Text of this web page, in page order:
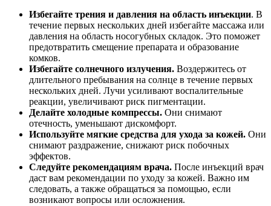
Избегайте трения и давления на область инъекции. В
течение первых нескольких дней избегайте массажа или
давления на область носогубных складок. Это поможет
предотвратить смещение препарата и образование
комков.
Избегайте солнечного излучения. Воздержитесь от
длительного пребывания на солнце в течение первых
нескольких дней. Лучи усиливают воспалительные
реакции, увеличивают риск пигментации.
Делайте холодные компрессы. Они снимают
отечность, уменьшают дискомфорт.
Используйте мягкие средства для ухода за кожей. Они
снимают раздражение, снижают риск побочных
эффектов.
Следуйте рекомендациям врача. После инъекций врач
даст вам рекомендации по уходу за кожей. Важно им
следовать, а также обращаться за помощью, если
возникают вопросы или осложнения.